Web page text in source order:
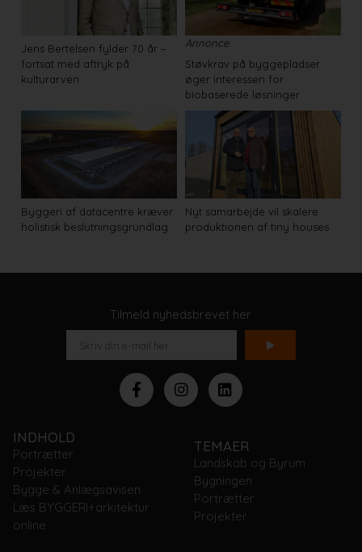
Jens Bertelsen fylder 70 år –
fortsat med aftryk på
kulturarven
Annonce
Støvkrav på byggepladser
øger interessen for
biobaserede løsninger
Byggeri af datacentre kræver
holistisk beslutningsgrundlag
Nyt samarbejde vil skalere
produktionen af tiny houses
Tilmeld nyhedsbrevet her
INDHOLD
Portrætter
Projekter
Bygge & Anlægsavisen
Læs BYGGERI+arkitektur
online
TEMAER
Landskab og Byrum
Bygningen
Portrætter
Projekter